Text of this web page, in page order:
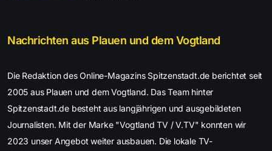
Nachrichten aus Plauen und dem Vogtland
Die Redaktion des Online-Magazins Spitzenstadt.de berichtet seit
2005 aus Plauen und dem Vogtland. Das Team hinter
Spitzenstadt.de besteht aus langjährigen und ausgebildeten
Journalisten. Mit der Marke "Vogtland TV / V.TV" konnten wir
2023 unser Angebot weiter ausbauen. Die lokale TV-